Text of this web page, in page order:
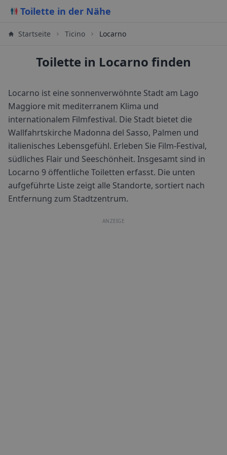
Toilette in der Nähe
Startseite Ticino Locarno
Toilette in Locarno finden
Locarno ist eine sonnenverwöhnte Stadt am Lago
Maggiore mit mediterranem Klima und
internationalem Filmfestival. Die Stadt bietet die
Wallfahrtskirche Madonna del Sasso, Palmen und
italienisches Lebensgefühl. Erleben Sie Film-Festival,
südliches Flair und Seeschönheit. Insgesamt sind in
Locarno 9 öffentliche Toiletten erfasst. Die unten
aufgeführte Liste zeigt alle Standorte, sortiert nach
Entfernung zum Stadtzentrum.
ANZEIGE